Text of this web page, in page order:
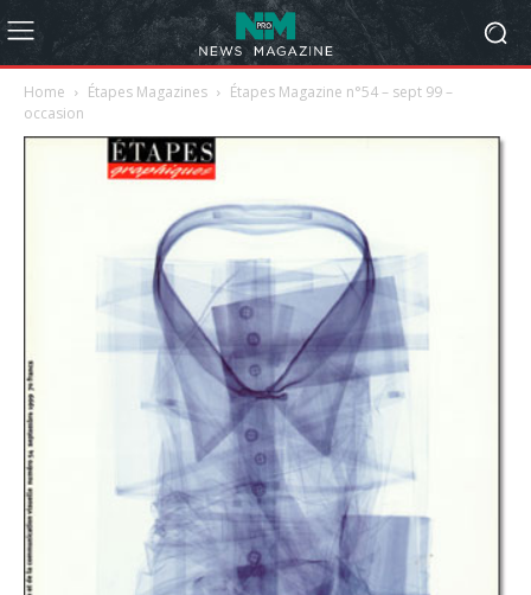
Home Étapes Magazines
Étapes Magazine n°54 – sept 99 –
occasion